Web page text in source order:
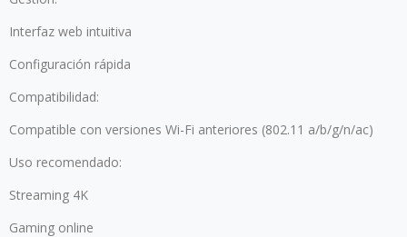
Interfaz web intuitiva
Configuración rápida
Compatibilidad:
Compatible con versiones Wi-Fi anteriores (802.11 a/b/g/n/ac)
Uso recomendado:
Streaming 4K
Gaming online